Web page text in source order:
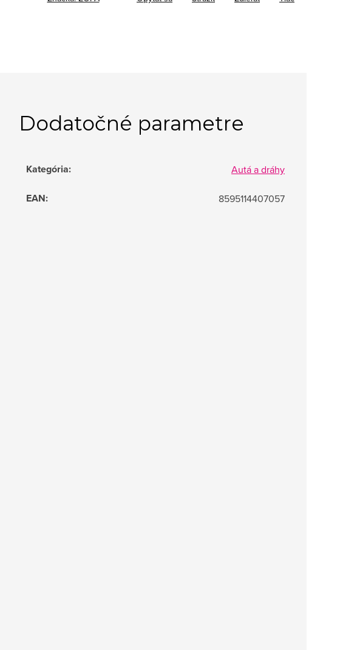
Dodatočné parametre
Kategória: Autá a dráhy
EAN: 8595114407057